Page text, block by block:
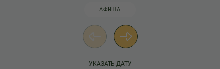
АФИША
УКАЗАТЬ ДАТУ